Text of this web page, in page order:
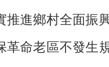
進鄉村全面振
革命老區不發生